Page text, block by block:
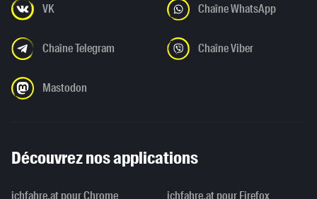
VK Chaîne WhatsApp
Chaîne Telegram Chaîne Viber
Mastodon
Découvrez nos applications
ichfahre.at pour Chrome ichfahre.at pour Firefox